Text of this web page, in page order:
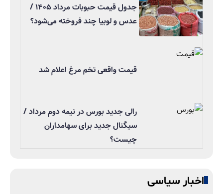
جدول قیمت حبوبات مرداد ۱۴۰۵ /
عدس و لوبیا چند فروخته می‌شود؟
قیمت واقعی تخم مرغ اعلام شد
رالی جدید بورس در نیمه دوم مرداد /
سیگنال جدید برای سهامداران
چیست؟
اخبار سیاسی